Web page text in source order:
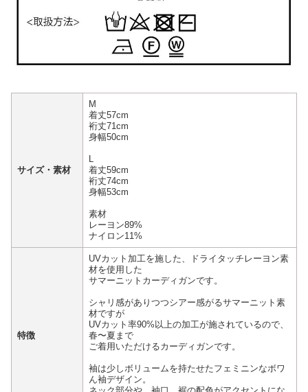
サイズ・素材
M
着丈57cm
裄丈71cm
身幅50cm
L
着丈59cm
裄丈74cm
身幅53cm
素材
レーヨン89%
ナイロン11%
特徴
UVカット加工を施した、ドライタッチレーヨン素
材を使用した
サマーニットカーディガンです。
シャリ感がありつつシアー感がるサマーニット素
材ですが
UVカット率90%以上の加工が施されているので、
春〜夏まで
ご着用いただけるカーディガンです。
袖は少しボリュームを持たせたフェミニンなボワ
ん袖デザイン。